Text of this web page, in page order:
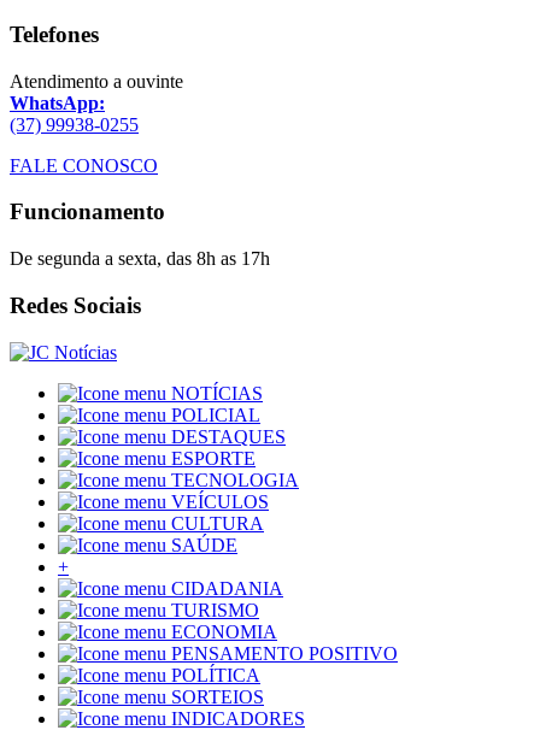
Telefones
Atendimento a ouvinte
WhatsApp:
(37) 99938-0255
FALE CONOSCO
Funcionamento
De segunda a sexta, das 8h as 17h
Redes Sociais
NOTÍCIAS
POLICIAL
DESTAQUES
ESPORTE
TECNOLOGIA
VEÍCULOS
CULTURA
SAÚDE
+
CIDADANIA
TURISMO
ECONOMIA
PENSAMENTO POSITIVO
POLÍTICA
SORTEIOS
INDICADORES